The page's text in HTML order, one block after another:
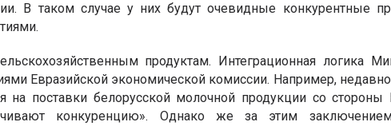
В таком случае у них будут очевидные конкурентные
продуктам. Интеграционная логика
Евразийской экономической комиссии. Например,
на поставки белорусской молочной продукции со стороны
конкуренцию». Однако же за этим